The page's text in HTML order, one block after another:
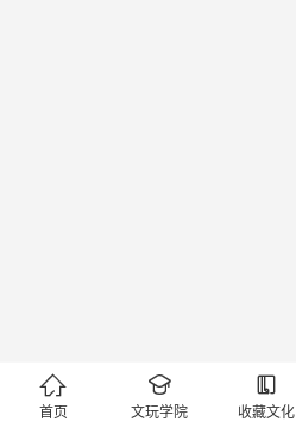

首页

文玩学院

收藏文化